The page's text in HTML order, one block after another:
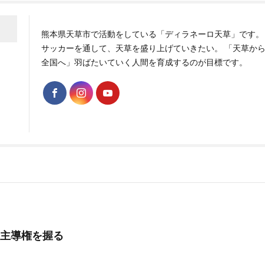
熊本県天草市で活動をしている「ディラネーロ天草」です。
サッカーを通して、天草を盛り上げていきたい。 「天草から
全国へ」羽ばたいていく人間を育成するのが目標です。
主導権を握る